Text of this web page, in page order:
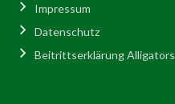
Impressum
Datenschutz
Beitrittserklärung Alligators